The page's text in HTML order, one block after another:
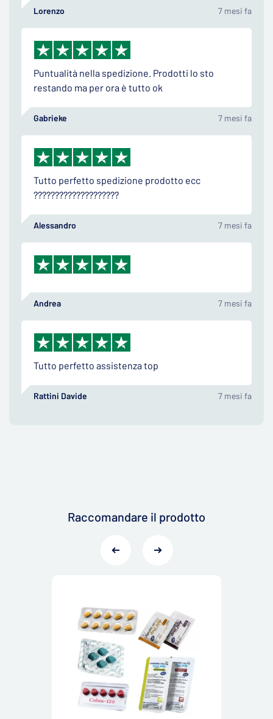
Lorenzo 7 mesi fa
Puntualità nella spedizione. Prodotti lo sto
restando ma per ora è tutto ok
Gabrieke 7 mesi fa
Tutto perfetto spedizione prodotto ecc
????????????????????
Alessandro 7 mesi fa
Andrea 7 mesi fa
Tutto perfetto assistenza top
Rattini Davide 7 mesi fa
Raccomandare il prodotto